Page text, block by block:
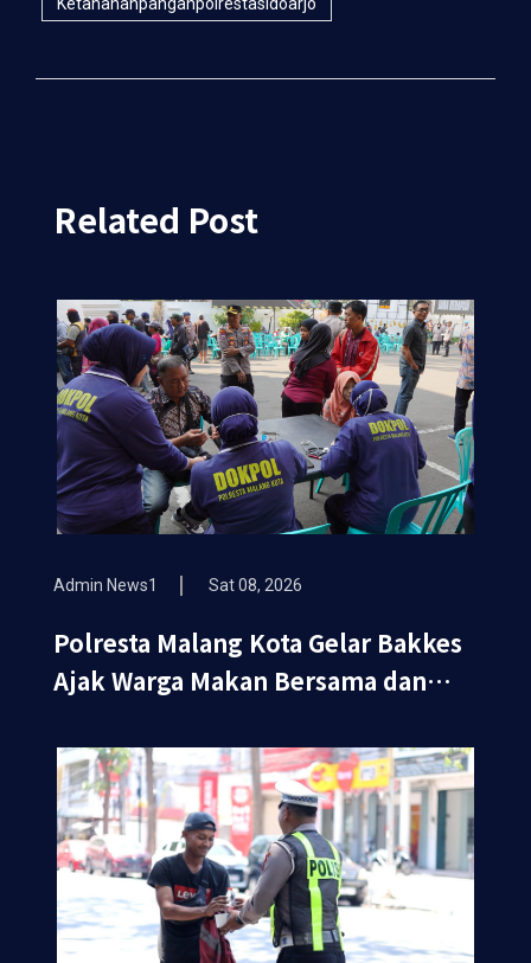
Ketahananpanganpolrestasidoarjo
Related Post
Admin News1 Sat 08, 2026
Polresta Malang Kota Gelar Bakkes
Ajak Warga Makan Bersama dan